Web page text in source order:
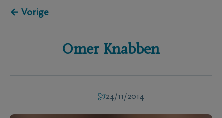
← Vorige
Omer Knabben
24/11/2014